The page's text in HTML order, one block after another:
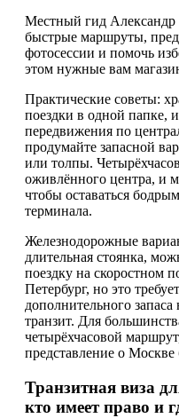
Местный гид Александр
быстрые маршруты,
фотосессии и помочь
этом нужные вам
Практические советы:
поездки в одной папке,
передвижения по
продумайте запасной
или толпы.
оживлённого центра, и
чтобы оставаться
терминала.
Железнодорожные
длительная стоянка,
поездку на скоростном
Петербург, но это
дополнительного
транзит. Для
четырёхчасовой
представление о Москве
Транзитная виза
кто имеет право и